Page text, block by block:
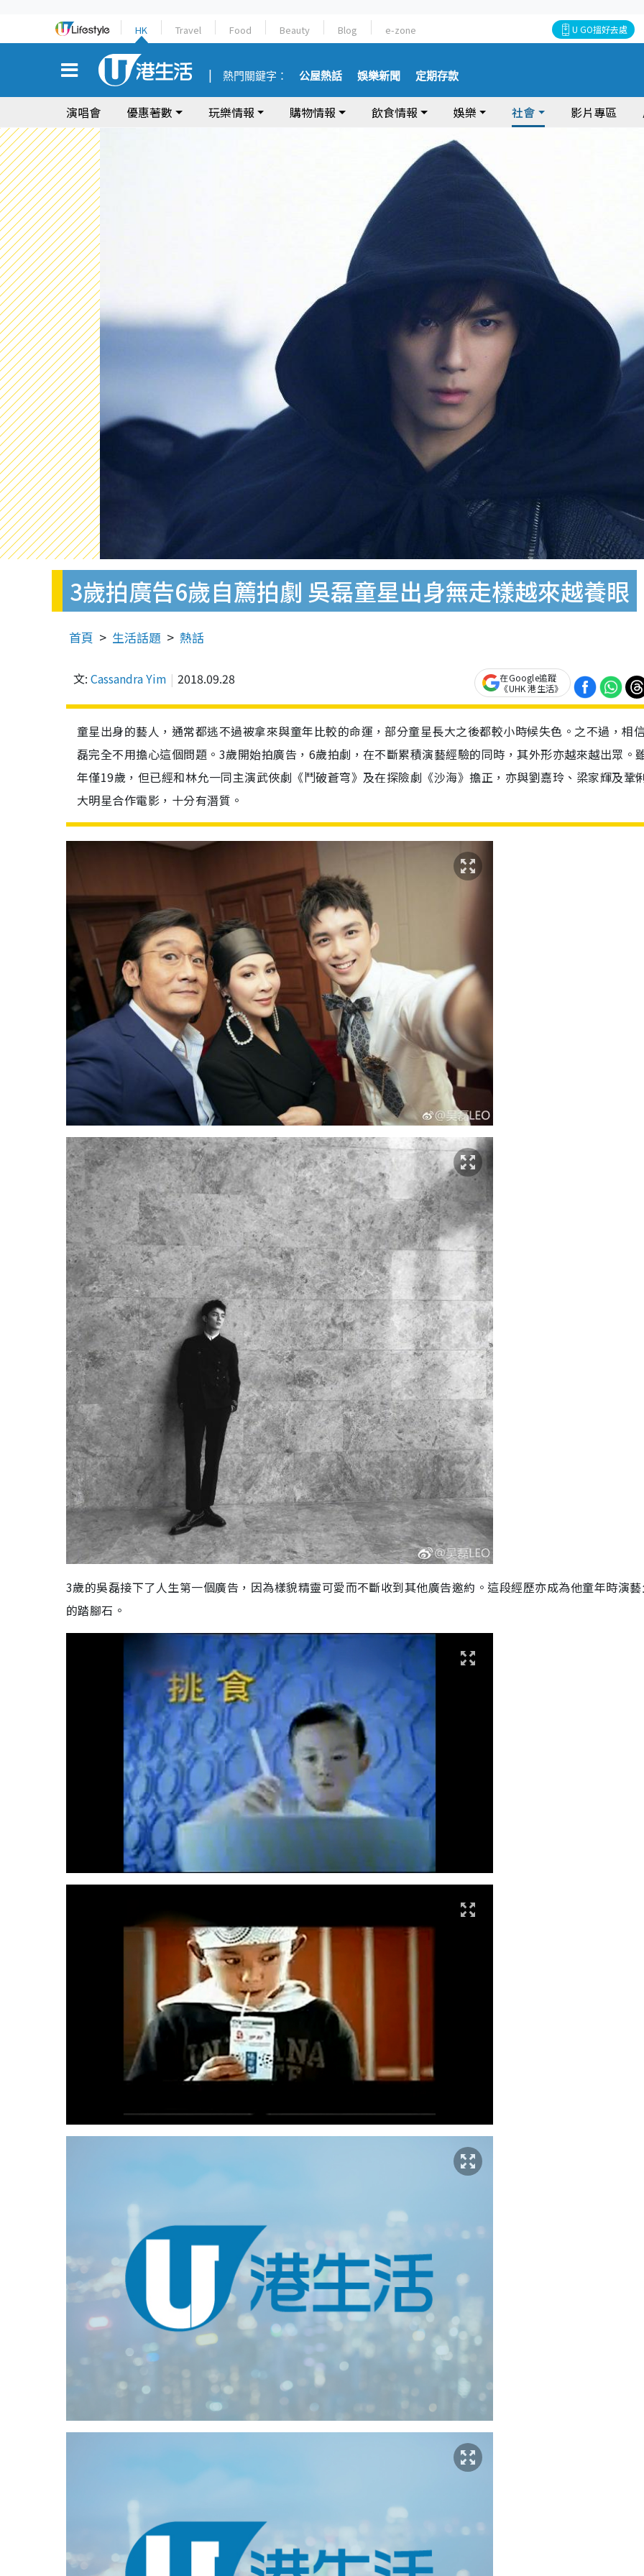
HK Travel Food Beauty Blog e-zone U GO搵好去處
熱門關鍵字： 公屋熱話 娛樂新聞 定期存款
演唱會 優惠著數 玩樂情報 購物情報 飲食情報 娛樂 社會 影片專區
3歲拍廣告6歲自薦拍劇 吳磊童星出身無走樣越來越養眼
首頁 生活話題 熱話
文: Cassandra Yim 2018.09.28
在Google追蹤
《UHK 港生活》
童星出身的藝人，通常都逃不過被拿來與童年比較的命運，部分童星長大之後都較小時候失色。之不過，相
磊完全不用擔心這個問題。3歲開始拍廣告，6歲拍劇，在不斷累積演藝經驗的同時，其外形亦越來越出眾。
年僅19歲，但已經和林允一同主演武俠劇《鬥破蒼穹》及在探險劇《沙海》擔正，亦與劉嘉玲、梁家輝及鞏
大明星合作電影，十分有潛質。
3歲的吳磊接下了人生第一個廣告，因為樣貌精靈可愛而不斷收到其他廣告邀約。這段經歷亦成為他童年時演
的踏腳石。